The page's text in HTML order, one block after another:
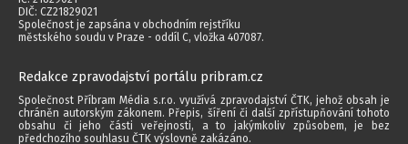
DIČ: CZ21829021
Společnost je zapsána v obchodním rejstříku
městského soudu v Praze - oddíl C, vložka 407087.
Redakce zpravodajství portálu pribram.cz
Společnost Příbram Média s.r.o. využívá zpravodajství ČTK, jehož obsah je
chráněn autorským zákonem. Přepis, šíření či další zpřístupňování tohoto
obsahu či jeho části veřejnosti, a to jakýmkoliv způsobem, je bez
předchozího souhlasu ČTK výslovně zakázáno.